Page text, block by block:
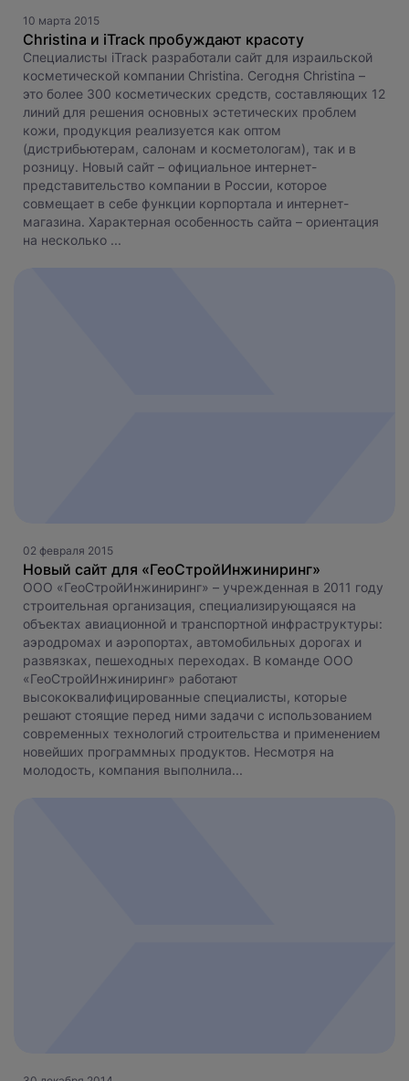
10 марта 2015
Christina и iTrack пробуждают красоту
Специалисты iTrack разработали сайт для израильской
косметической компании Christina. Сегодня Christina –
это более 300 косметических средств, составляющих 12
линий для решения основных эстетических проблем
кожи, продукция реализуется как оптом
(дистрибьютерам, салонам и косметологам), так и в
розницу. Новый сайт – официальное интернет-
представительство компании в России, которое
совмещает в себе функции корпортала и интернет-
магазина. Характерная особенность сайта – ориентация
на несколько ...
02 февраля 2015
Новый сайт для «ГеоСтройИнжиниринг»
ООО «ГеоСтройИнжиниринг» – учрежденная в 2011 году
строительная организация, специализирующаяся на
объектах авиационной и транспортной инфраструктуры:
аэродромах и аэропортах, автомобильных дорогах и
развязках, пешеходных переходах. В команде ООО
«ГеоСтройИнжиниринг» работают
высококвалифицированные специалисты, которые
решают стоящие перед ними задачи с использованием
современных технологий строительства и применением
новейших программных продуктов. Несмотря на
молодость, компания выполнила...